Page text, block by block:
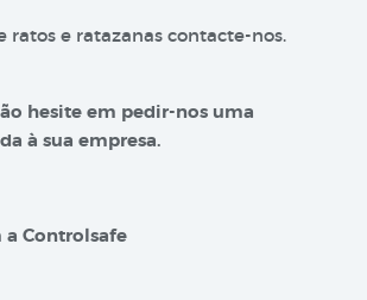
ratos e ratazanas contacte-nos.
hesite em pedir-nos uma
à sua empresa.
a Controlsafe